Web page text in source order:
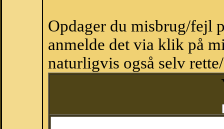
Opdager du misbrug/fejl
anmelde det via klik på
naturligvis også selv